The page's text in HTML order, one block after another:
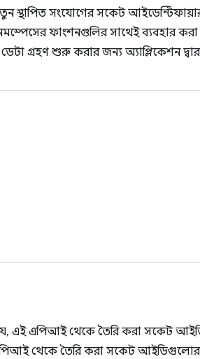
স্থাপিত সংযোগের সকেট
ফাংশনগুলির সাথেই ব্যবহার করা
গ্রহণ শুরু করার জন্য অ্যাপ্লিকেশন
এই এপিআই থেকে তৈরি করা সকেট
থেকে তৈরি করা সকেট আইডিগুলোর